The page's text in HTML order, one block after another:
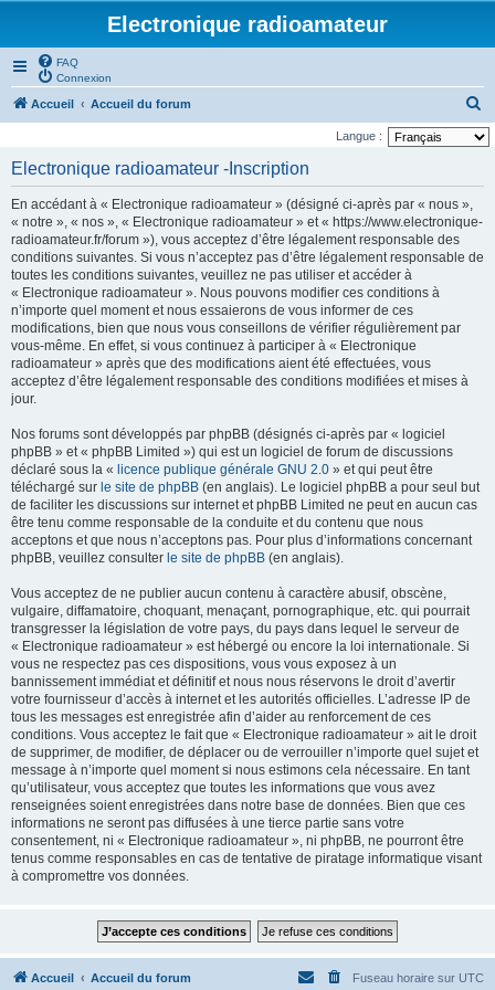
Electronique radioamateur
FAQ
Connexion
Accueil Accueil du forum
e
Langue :
Electronique radioamateur -Inscription
En accédant à « Electronique radioamateur » (désigné ci-après par « nous »,
« notre », « nos », « Electronique radioamateur » et « https://www.electronique-
radioamateur.fr/forum »), vous acceptez d’être légalement responsable des
conditions suivantes. Si vous n’acceptez pas d’être légalement responsable de
toutes les conditions suivantes, veuillez ne pas utiliser et accéder à
« Electronique radioamateur ». Nous pouvons modifier ces conditions à
n’importe quel moment et nous essaierons de vous informer de ces
modifications, bien que nous vous conseillons de vérifier régulièrement par
vous-même. En effet, si vous continuez à participer à « Electronique
radioamateur » après que des modifications aient été effectuées, vous
acceptez d’être légalement responsable des conditions modifiées et mises à
jour.
Nos forums sont développés par phpBB (désignés ci-après par « logiciel
phpBB » et « phpBB Limited ») qui est un logiciel de forum de discussions
déclaré sous la « licence publique générale GNU 2.0 » et qui peut être
téléchargé sur le site de phpBB (en anglais). Le logiciel phpBB a pour seul but
de faciliter les discussions sur internet et phpBB Limited ne peut en aucun cas
être tenu comme responsable de la conduite et du contenu que nous
acceptons et que nous n’acceptons pas. Pour plus d’informations concernant
phpBB, veuillez consulter le site de phpBB (en anglais).
Vous acceptez de ne publier aucun contenu à caractère abusif, obscène,
vulgaire, diffamatoire, choquant, menaçant, pornographique, etc. qui pourrait
transgresser la législation de votre pays, du pays dans lequel le serveur de
« Electronique radioamateur » est hébergé ou encore la loi internationale. Si
vous ne respectez pas ces dispositions, vous vous exposez à un
bannissement immédiat et définitif et nous nous réservons le droit d’avertir
votre fournisseur d’accès à internet et les autorités officielles. L’adresse IP de
tous les messages est enregistrée afin d’aider au renforcement de ces
conditions. Vous acceptez le fait que « Electronique radioamateur » ait le droit
de supprimer, de modifier, de déplacer ou de verrouiller n’importe quel sujet et
message à n’importe quel moment si nous estimons cela nécessaire. En tant
qu’utilisateur, vous acceptez que toutes les informations que vous avez
renseignées soient enregistrées dans notre base de données. Bien que ces
informations ne seront pas diffusées à une tierce partie sans votre
consentement, ni « Electronique radioamateur », ni phpBB, ne pourront être
tenus comme responsables en cas de tentative de piratage informatique visant
à compromettre vos données.
Accueil Accueil du forum Fuseau horaire sur UTC